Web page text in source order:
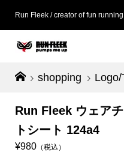
Run Fleek / creator of fun running
shopping Logo/
Run Fleek ウェア
トシート 124a4
¥980（税込）